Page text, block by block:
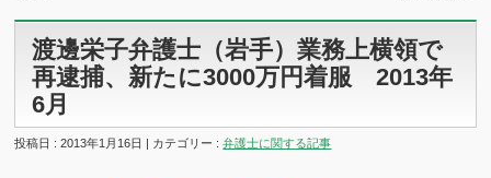
渡邊栄子弁護士（岩手）業務上横領で
再逮捕、新たに3000万円着服 2013年
6月
投稿日 : 2013年1月16日 | カテゴリー :弁護士に関する記事